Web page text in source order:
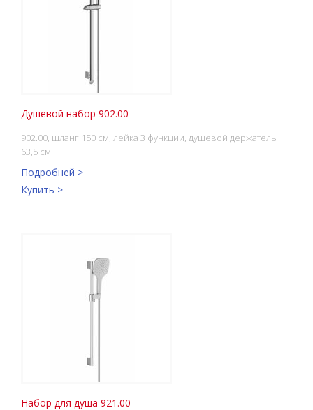
Душевой набор 902.00
902.00, шланг 150 см, лейка 3 функции, душевой держатель
63,5 см
Подробней >
Купить >
Набор для душа 921.00